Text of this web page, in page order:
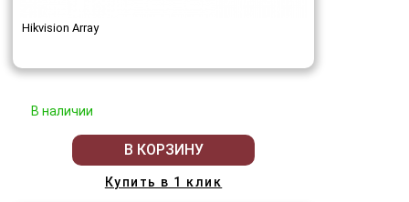
Hikvision Array
В наличии
В КОРЗИНУ
Купить в 1 клик